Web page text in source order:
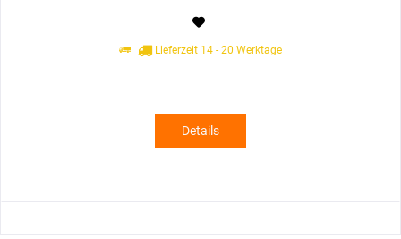
Lieferzeit 14 - 20 Werktage
Details